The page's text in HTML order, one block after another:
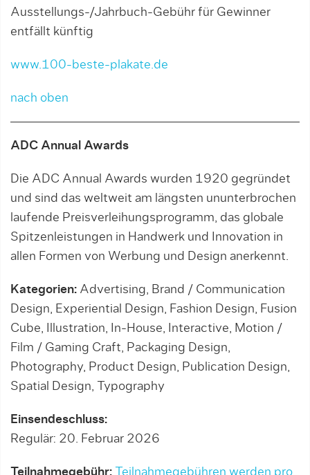
Ausstellungs-/Jahrbuch-Gebühr für Gewinner
entfällt künftig
www.100-beste-plakate.de
nach oben
ADC Annual Awards
Die ADC Annual Awards wurden 1920 gegründet
und sind das weltweit am längsten ununterbrochen
laufende Preisverleihungsprogramm, das globale
Spitzenleistungen in Handwerk und Innovation in
allen Formen von Werbung und Design anerkennt.
Kategorien: Advertising, Brand / Communication
Design, Experiential Design, Fashion Design, Fusion
Cube, Illustration, In-House, Interactive, Motion /
Film / Gaming Craft, Packaging Design,
Photography, Product Design, Publication Design,
Spatial Design, Typography
Einsendeschluss:
Regulär: 20. Februar 2026
Teilnahmegebühr: Teilnahmegebühren werden pro